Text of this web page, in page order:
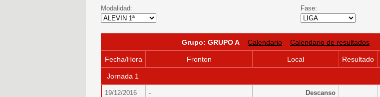
Modalidad: Fase:
Grupo: GRUPO A Calendario Calendario de resultados
Fecha/Hora Fronton Local Resultado
Jornada 1
19/12/2016
- Descanso